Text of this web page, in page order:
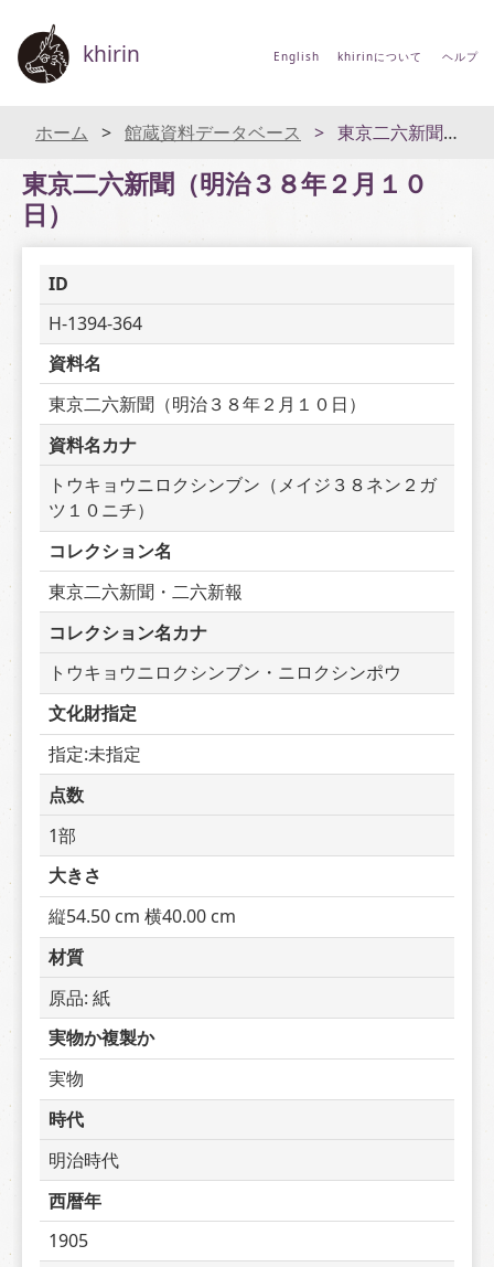
khirin English khirinについて ヘルプ
ホーム 館蔵資料データベース 東京二六新聞（明治３８年２月１０日）
東京二六新聞（明治３８年２月１０
日）
ID
H-1394-364
資料名
東京二六新聞（明治３８年２月１０日）
資料名カナ
トウキョウニロクシンブン（メイジ３８ネン２ガ
ツ１０ニチ）
コレクション名
東京二六新聞・二六新報
コレクション名カナ
トウキョウニロクシンブン・ニロクシンポウ
文化財指定
指定:未指定
点数
1部
大きさ
縦54.50 cm 横40.00 cm
材質
原品: 紙
実物か複製か
実物
時代
明治時代
西暦年
1905